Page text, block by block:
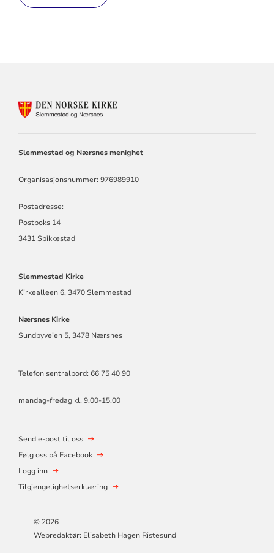
Slemmestad og Nærsnes menighet
Organisasjonsnummer: 976989910
Postadresse:
Postboks 14
3431 Spikkestad
Slemmestad Kirke
Kirkealleen 6, 3470 Slemmestad
Nærsnes Kirke
Sundbyveien 5, 3478 Nærsnes
Telefon sentralbord: 66 75 40 90
mandag-fredag kl. 9.00-15.00
Send e-post til oss
Følg oss på Facebook
Logg inn
Tilgjengelighetserklæring
© 2026
Webredaktør: Elisabeth Hagen Ristesund